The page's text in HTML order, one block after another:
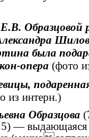
Образцовой
была
опера (фото
из интерн.)
Образцова
— выдающаяся